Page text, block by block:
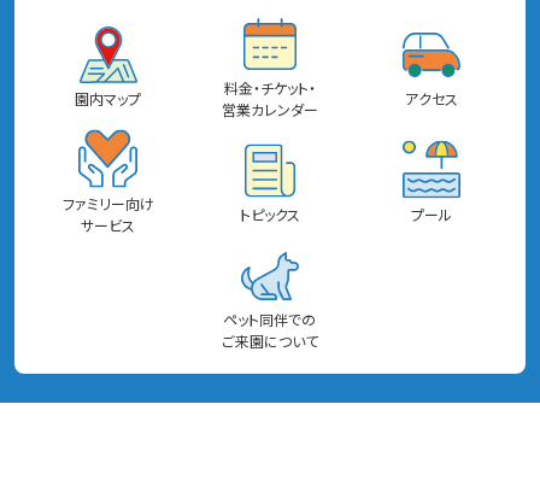
園内マップ
料金・チケット・
営業カレンダー
アクセス
ファミリー向け
サービス
トピックス プール
ペット同伴での
ご来園について